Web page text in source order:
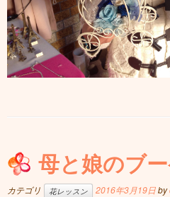
母と娘のブ
カテゴリ 花レッスン 2016年3月19日by